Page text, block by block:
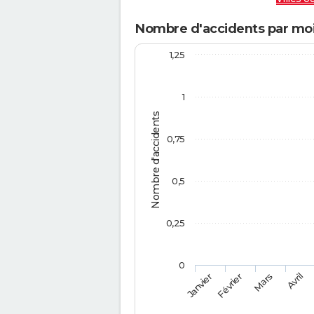
Nombre d'accidents par
Nombre d'accidents
JanvierFévrier Mars Avril
0
1
0,25
0,5
0,75
1,25